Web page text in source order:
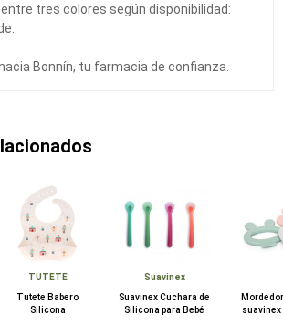
entre tres colores según disponibilidad:
Bonnín, tu farmacia de confianza.
TUTETE
Tutete Babero
Silicona
Suavinex
Suavinex Cuchara de
Silicona para Bebé
suavinex